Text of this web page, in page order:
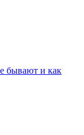
бывают и как